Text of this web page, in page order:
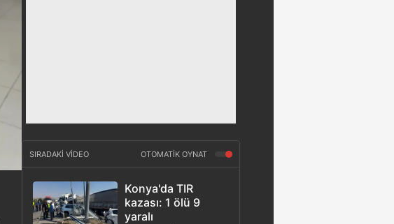
SIRADAKİ VİDEO OTOMATİK OYNAT
Konya'da TIR
kazası: 1 ölü 9
yaralı